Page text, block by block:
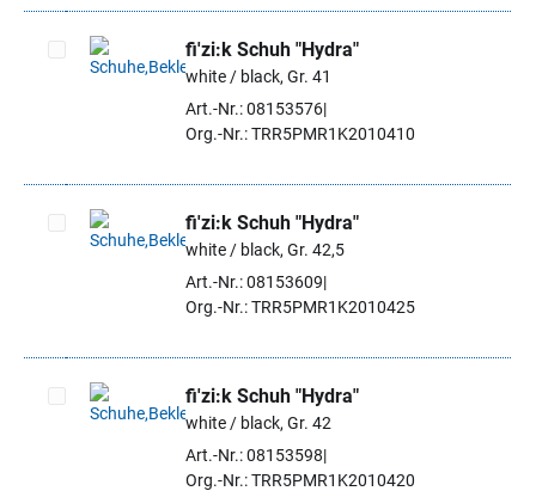
Artikel auswählen
fi'zi:k Schuh "Hydra"
white / black, Gr. 41
Art.-Nr.: 08153576
Org.-Nr.: TRR5PMR1K2010410
Artikel auswählen
fi'zi:k Schuh "Hydra"
white / black, Gr. 42,5
Art.-Nr.: 08153609
Org.-Nr.: TRR5PMR1K2010425
Artikel auswählen
fi'zi:k Schuh "Hydra"
white / black, Gr. 42
Art.-Nr.: 08153598
Org.-Nr.: TRR5PMR1K2010420